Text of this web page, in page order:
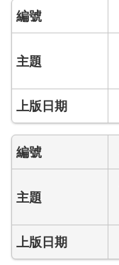
專
區
民
園
地
府
資
訊
公
開
公